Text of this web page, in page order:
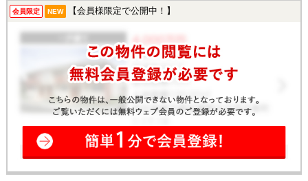
会員限定 NEW 【会員様限定で公開中！】